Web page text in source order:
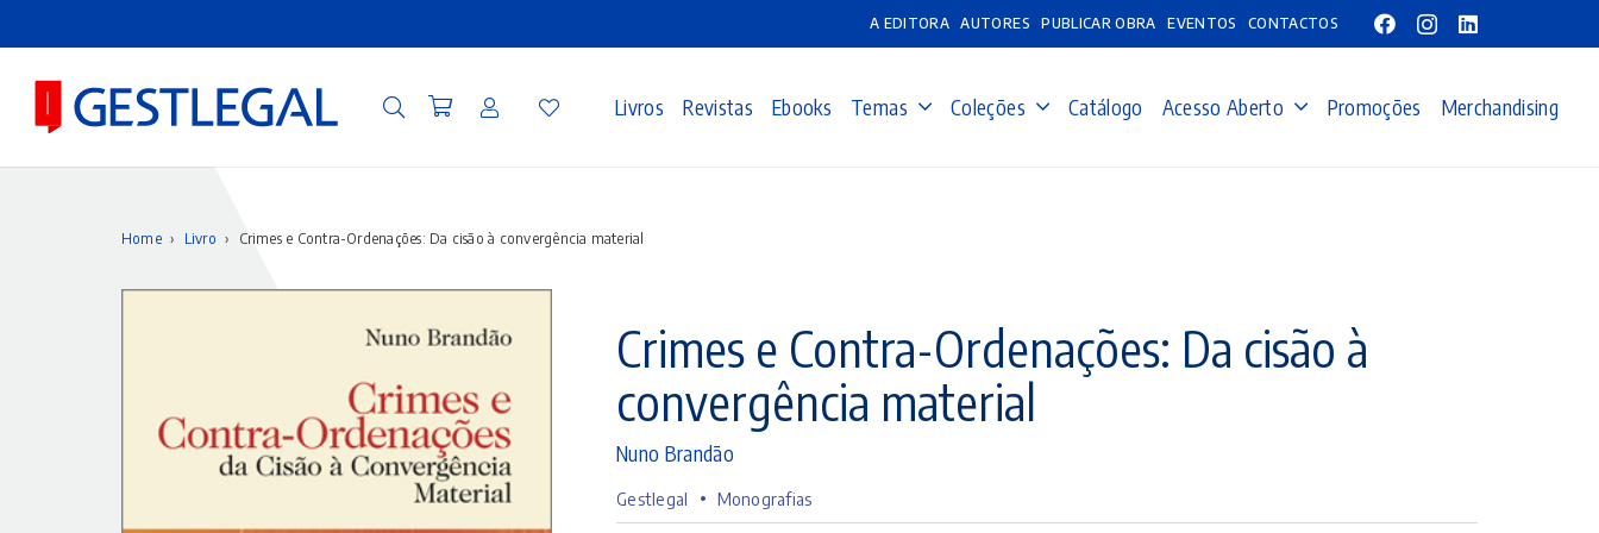
A EDITORA AUTORES PUBLICAR OBRA EVENTOS CONTACTOS
Livros Revistas Ebooks Temas Coleções Catálogo Acesso Aberto Promoções Merchandising
Home › Livro › Crimes e Contra-Ordenações: Da cisão à convergência material
Crimes e Contra-Ordenações: Da cisão à
convergência material
Nuno Brandão
Gestlegal • Monografias